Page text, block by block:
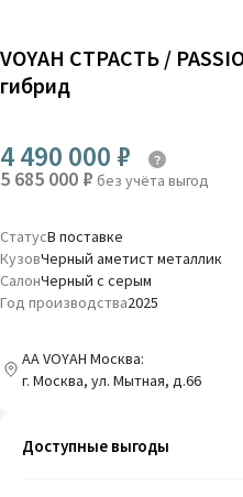
VOYAH СТРАСТЬ /
гибрид
4 490 000 ₽
5 685 000 ₽ без учёта выгод
СтатусВ поставке
КузовЧерный аметист металлик
СалонЧерный с серым
Год производства2025
AA VOYAH Москва:
г. Москва, ул. Мытная, д.66
Доступные выгоды